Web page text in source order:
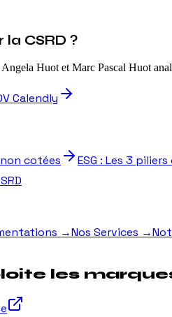
CSRD ?
Huot et Marc Pascal Huot
Calendly
non cotées ESG : Les 3
→Nos Services →
les